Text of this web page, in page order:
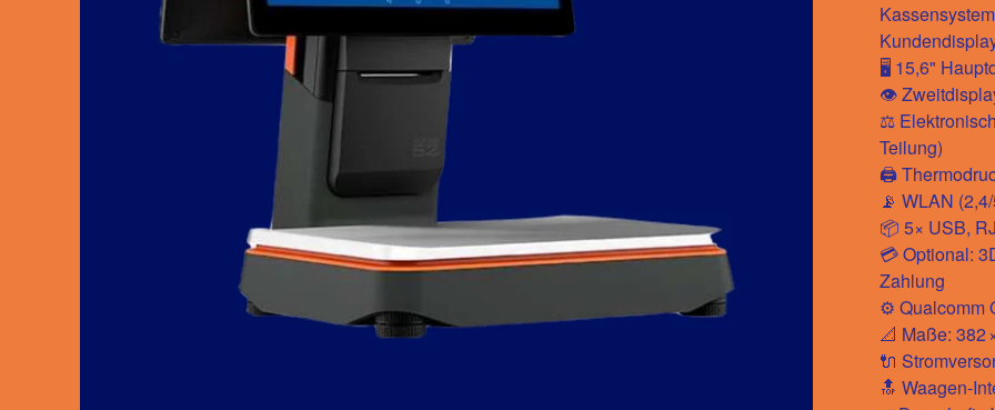
🖥️ 15,6"
👁️
⚖️
Teilung)
🖨️
📡 WLAN
📦 5× USB,
💳 Optional:
Zahlung
⚙️ Qualcomm
📐 Maße: 382
🔌
🔝 Waagen-